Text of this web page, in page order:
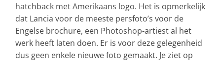
hatchback met Amerikaans logo. Het is opmerkelijk
dat Lancia voor de meeste persfoto’s voor de
Engelse brochure, een Photoshop-artiest al het
werk heeft laten doen. Er is voor deze gelegenheid
dus geen enkele nieuwe foto gemaakt. Je ziet op